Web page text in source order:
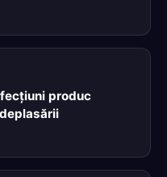
produc